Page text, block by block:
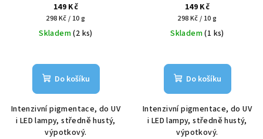
149 Kč
Měrná
cena:
298 Kč / 10 g
Skladem(2 ks)
Do košíku
Intenzivní pigmentace, do UV
i LED lampy, středně hustý,
výpotkový.
149 Kč
Měrná
cena:
298 Kč / 10 g
Skladem(1 ks)
Do košíku
Intenzivní pigmentace, do UV
i LED lampy, středně hustý,
výpotkový.